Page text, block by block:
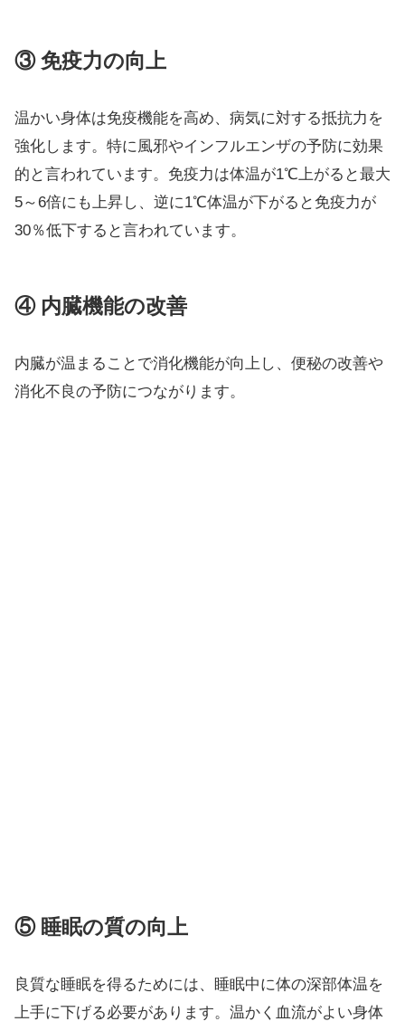
③ 免疫力の向上
温かい身体は免疫機能を高め、病気に対する抵抗力を
強化します。特に風邪やインフルエンザの予防に効果
的と言われています。免疫力は体温が1℃上がると最大
5～6倍にも上昇し、逆に1℃体温が下がると免疫力が
30％低下すると言われています。
④ 内臓機能の改善
内臓が温まることで消化機能が向上し、便秘の改善や
消化不良の予防につながります。
⑤ 睡眠の質の向上
良質な睡眠を得るためには、睡眠中に体の深部体温を
上手に下げる必要があります。温かく血流がよい身体